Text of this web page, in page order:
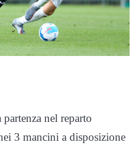
nel reparto
3 mancini a disposizione